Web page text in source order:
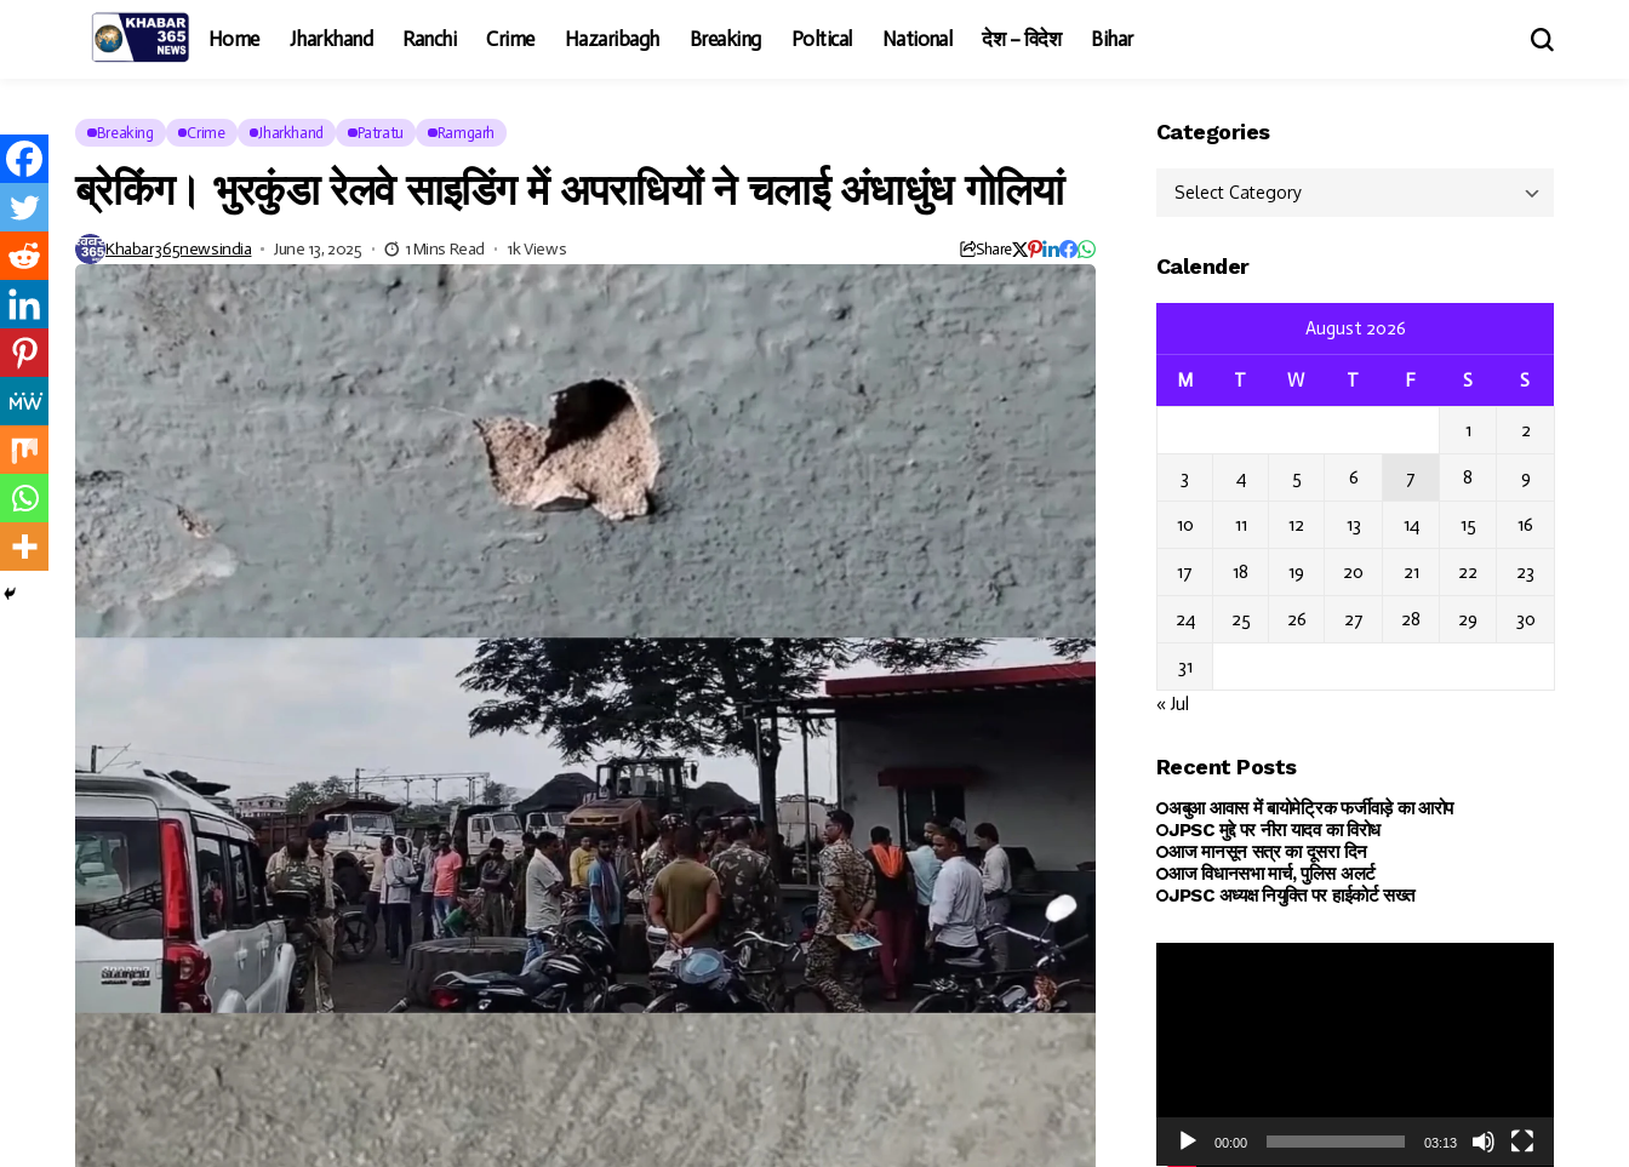
Home Jharkhand Ranchi Crime Hazaribagh Breaking Poltical National देश – विदेश Bihar
Breaking Crime Jharkhand Patratu Ramgarh
ब्रेकिंग। भुरकुंडा रेलवे साइडिंग में अपराधियों ने चलाई अंधाधुंध गोलियां
Khabar365newsindia June 13, 2025 1 Mins Read 1k Views Share
Categories
Categories
Calender
August 2026
M T W T F S S
1 2
3 4 5 6 7 8 9
10 11 12 13 14 15 16
17 18 19 20 21 22 23
24 25 26 27 28 29 30
31
« Jul
Recent Posts
अबुआ आवास में बायोमेट्रिक फर्जीवाड़े का आरोप
JPSC मुद्दे पर नीरा यादव का विरोध
आज मानसून सत्र का दूसरा दिन
आज विधानसभा मार्च, पुलिस अलर्ट
JPSC अध्यक्ष नियुक्ति पर हाईकोर्ट सख्त
00:00 03:13